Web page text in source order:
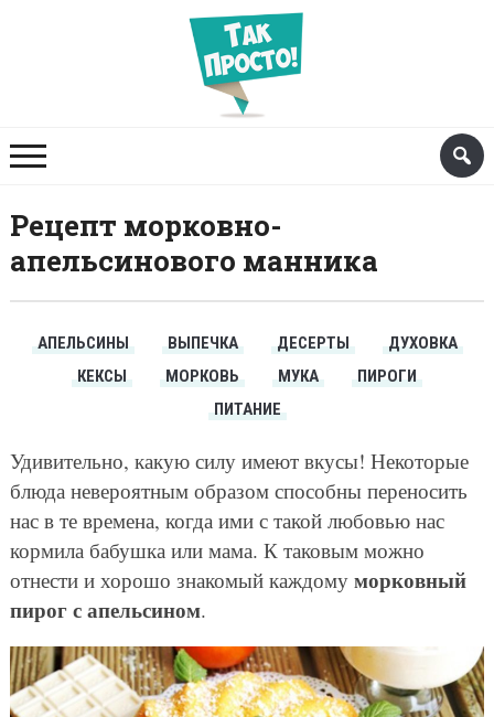
Рецепт морковно-
апельсинового манника
АПЕЛЬСИНЫ ВЫПЕЧКА ДЕСЕРТЫ
ДУХОВКА
КЕКСЫ
МОРКОВЬ МУКА
ПИРОГИ
ПИТАНИЕ
Удивительно, какую силу имеют вкусы! Некоторые
блюда невероятным образом способны переносить
нас в те времена, когда ими с такой любовью нас
кормила бабушка или мама. К таковым можно
отнести и хорошо знакомый каждому морковный
пирог с апельсином.